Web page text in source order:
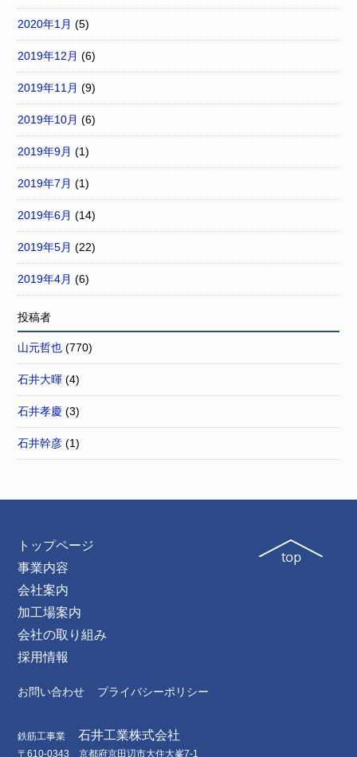
2020年1月 (5)
2019年12月 (6)
2019年11月 (9)
2019年10月 (6)
2019年9月 (1)
2019年7月 (1)
2019年6月 (14)
2019年5月 (22)
2019年4月 (6)
投稿者
山元哲也 (770)
石井大暉 (4)
石井孝慶 (3)
石井幹彦 (1)
トップページ
事業内容
会社案内
加工場案内
会社の取り組み
採用情報
お問い合わせ プライバシーポリシー
鉄筋工事業 石井工業株式会社
〒610-0343 京都府京田辺市大住大峯7-1